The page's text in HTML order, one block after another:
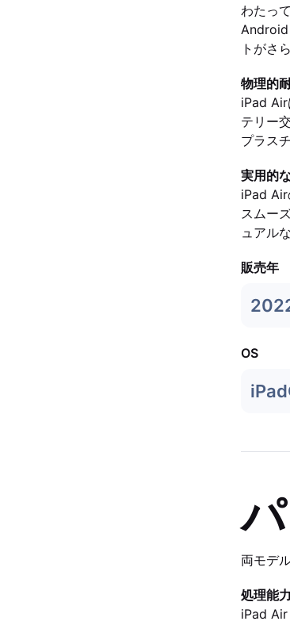
わたっ
Android
トがさ
物理的
iPad Air
テリー
プラス
実用的
iPad Air
スムー
ュアル
販売年
OS
両モデ
処理能
iPad Air